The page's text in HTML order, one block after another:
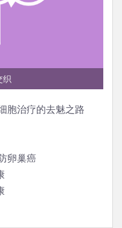
织
胞治疗的去魅之路
卵巢癌